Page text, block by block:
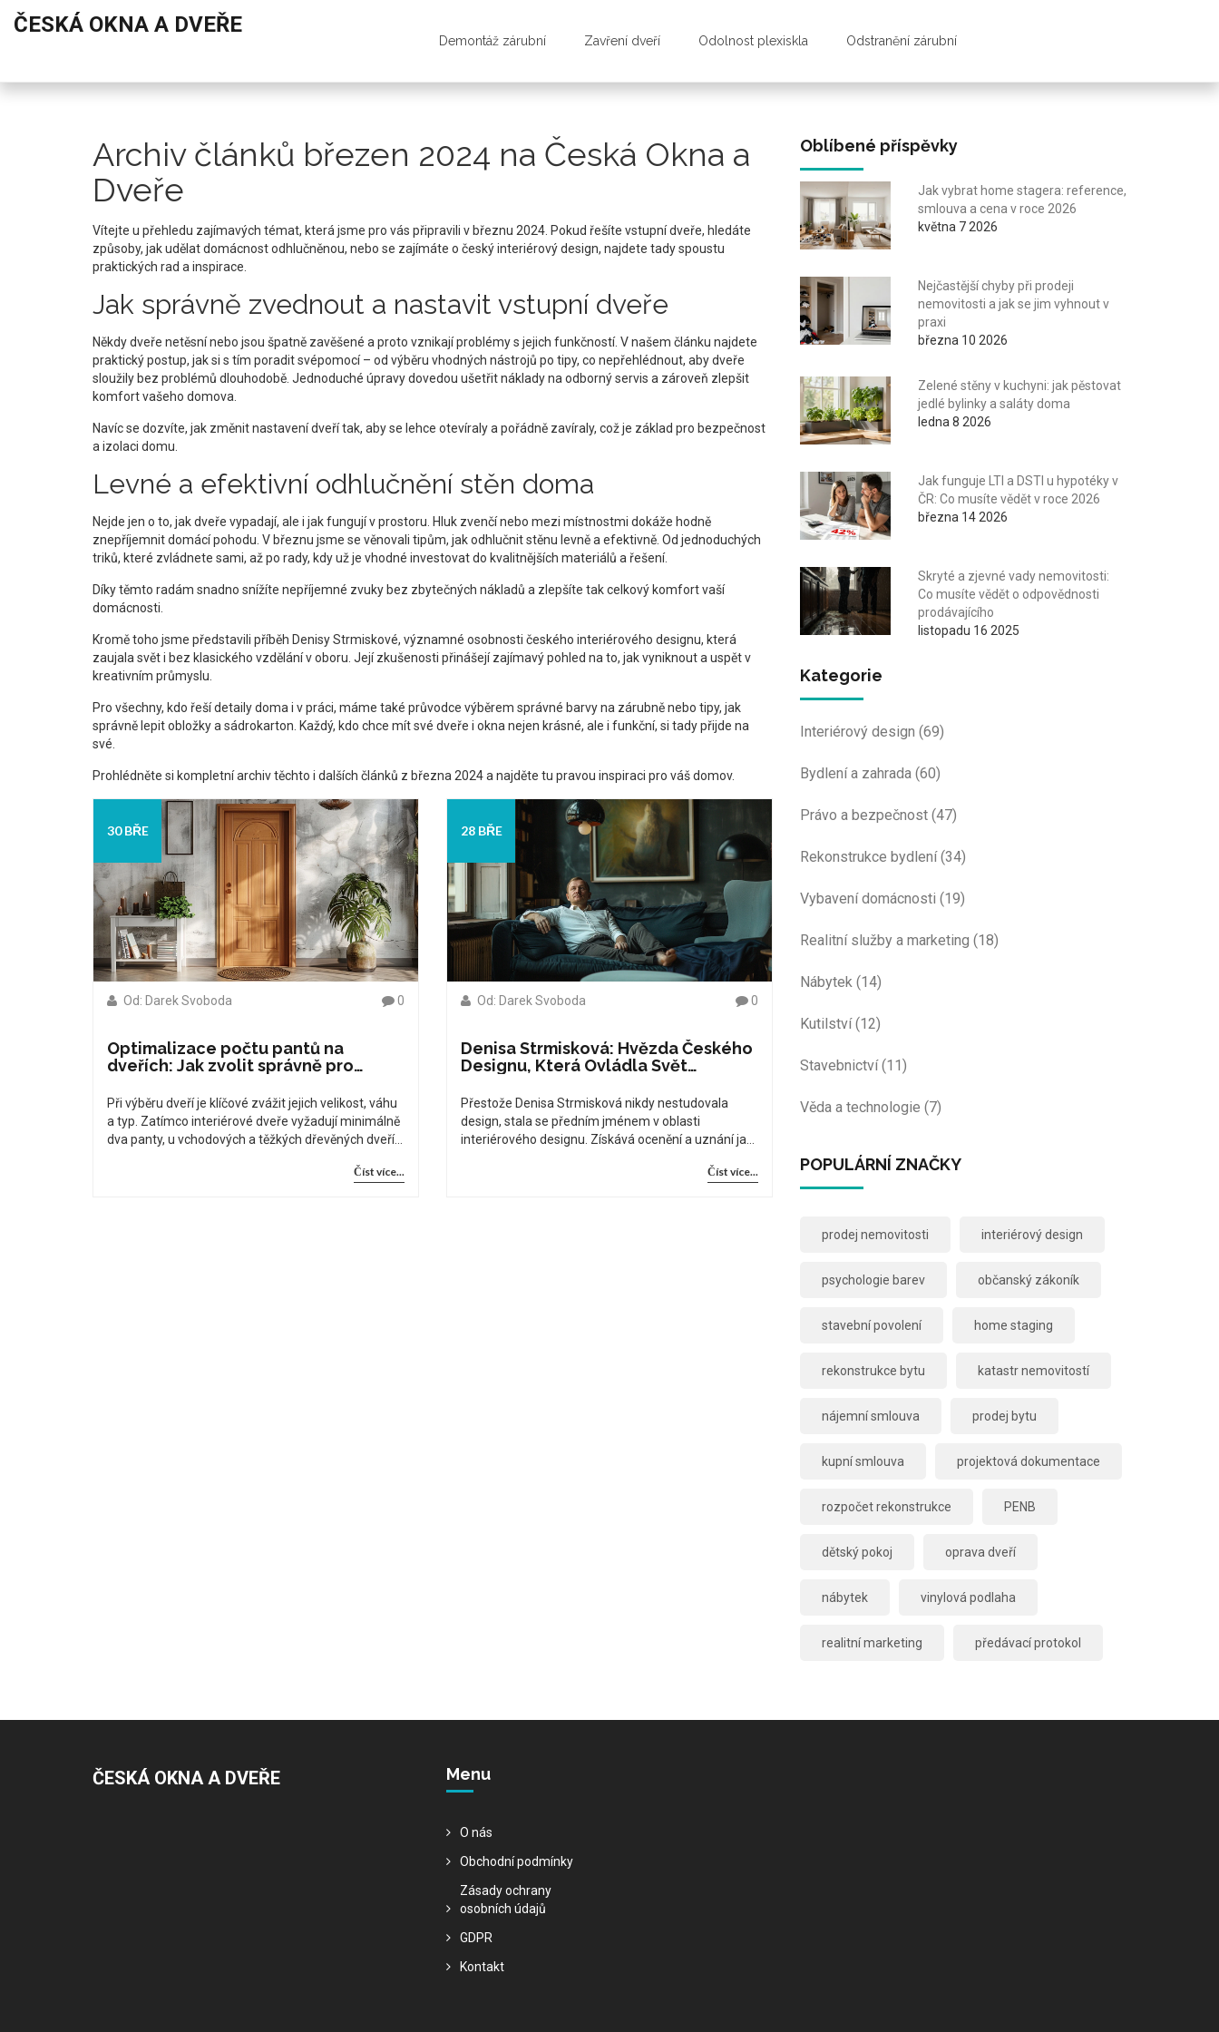
ČESKÁ OKNA A DVEŘE
Demontáž zárubní Zavření dveří Odolnost plexiskla Odstranění zárubní
Archiv článků březen 2024 na Česká Okna a
Dveře
Vítejte u přehledu zajímavých témat, která jsme pro vás připravili v březnu 2024. Pokud řešíte vstupní dveře, hledáte
způsoby, jak udělat domácnost odhlučněnou, nebo se zajímáte o český interiérový design, najdete tady spoustu
praktických rad a inspirace.
Jak správně zvednout a nastavit vstupní dveře
Někdy dveře netěsní nebo jsou špatně zavěšené a proto vznikají problémy s jejich funkčností. V našem článku najdete
praktický postup, jak si s tím poradit svépomocí – od výběru vhodných nástrojů po tipy, co nepřehlédnout, aby dveře
sloužily bez problémů dlouhodobě. Jednoduché úpravy dovedou ušetřit náklady na odborný servis a zároveň zlepšit
komfort vašeho domova.
Navíc se dozvíte, jak změnit nastavení dveří tak, aby se lehce otevíraly a pořádně zavíraly, což je základ pro bezpečnost
a izolaci domu.
Levné a efektivní odhlučnění stěn doma
Nejde jen o to, jak dveře vypadají, ale i jak fungují v prostoru. Hluk zvenčí nebo mezi místnostmi dokáže hodně
znepříjemnit domácí pohodu. V březnu jsme se věnovali tipům, jak odhlučnit stěnu levně a efektivně. Od jednoduchých
triků, které zvládnete sami, až po rady, kdy už je vhodné investovat do kvalitnějších materiálů a řešení.
Díky těmto radám snadno snížíte nepříjemné zvuky bez zbytečných nákladů a zlepšíte tak celkový komfort vaší
domácnosti.
Kromě toho jsme představili příběh Denisy Strmiskové, významné osobnosti českého interiérového designu, která
zaujala svět i bez klasického vzdělání v oboru. Její zkušenosti přinášejí zajímavý pohled na to, jak vyniknout a uspět v
kreativním průmyslu.
Pro všechny, kdo řeší detaily doma i v práci, máme také průvodce výběrem správné barvy na zárubně nebo tipy, jak
správně lepit obložky a sádrokarton. Každý, kdo chce mít své dveře i okna nejen krásné, ale i funkční, si tady přijde na
své.
Prohlédněte si kompletní archiv těchto i dalších článků z března 2024 a najděte tu pravou inspiraci pro váš domov.
30 BŘE
Od: Darek Svoboda 0
Optimalizace počtu pantů na
dveřích: Jak zvolit správně pro
Při výběru dveří je klíčové zvážit jejich velikost, váhu
a typ. Zatímco interiérové dveře vyžadují minimálně
dva panty, u vchodových a těžkých dřevěných dveří
Číst více...
28 BŘE
Od: Darek Svoboda 0
Denisa Strmisková: Hvězda Českého
Designu, Která Ovládla Svět
Přestože Denisa Strmisková nikdy nestudovala
design, stala se předním jménem v oblasti
interiérového designu. Získává ocenění a uznání jak
cenotvorbu v designových službách získávajíČíst více...
Oblíbené příspěvky
Jak vybrat home stagera: reference,
smlouva a cena v roce 2026
května 7 2026
Nejčastější chyby při prodeji
nemovitosti a jak se jim vyhnout v
praxi
března 10 2026
Zelené stěny v kuchyni: jak pěstovat
jedlé bylinky a saláty doma
ledna 8 2026
Jak funguje LTI a DSTI u hypotéky v
ČR: Co musíte vědět v roce 2026
března 14 2026
Skryté a zjevné vady nemovitosti:
Co musíte vědět o odpovědnosti
prodávajícího
listopadu 16 2025
Kategorie
Interiérový design (69)
Bydlení a zahrada (60)
Právo a bezpečnost (47)
Rekonstrukce bydlení(34)
Vybavení domácnosti (19)
Realitní služby a marketing (18)
Nábytek (14)
Kutilství(12)
Stavebnictví(11)
Věda a technologie (7)
POPULÁRNÍ ZNAČKY
prodej nemovitosti interiérový design
psychologie barev občanský zákoník
stavební povolení home staging
rekonstrukce bytu katastr nemovitostí
nájemní smlouva prodej bytu
kupní smlouva projektová dokumentace
rozpočet rekonstrukce PENB
dětský pokoj oprava dveří
nábytek vinylová podlaha
realitní marketing předávací protokol
ČESKÁ OKNA A DVEŘE Menu
O nás
Obchodní podmínky
Zásady ochrany
osobních údajů
GDPR
Kontakt